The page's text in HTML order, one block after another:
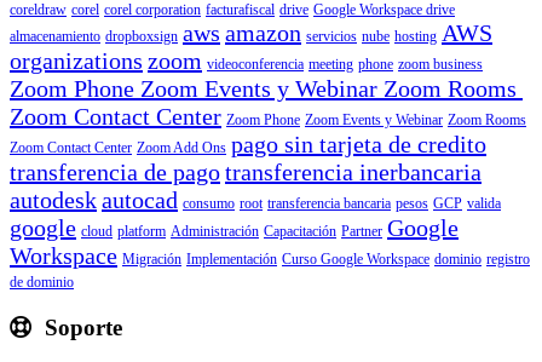
coreldraw corel corel corporation facturafiscal drive Google Workspace drive
almacenamiento dropboxsign aws amazon servicios nube hosting AWS
organizations zoom videoconferencia meeting phone zoom business
Zoom Phone Zoom Events y Webinar Zoom Rooms
Zoom Contact Center Zoom Phone Zoom Events y Webinar Zoom Rooms
Zoom Contact Center Zoom Add Ons pago sin tarjeta de credito
transferencia de pagotransferencia inerbancaria
autodeskautocad consumo root transferencia bancaria pesos GCP valida
google cloud platform Administración Capacitación Partner Google
Workspace Migración Implementación Curso Google Workspace dominio registro
de dominio
Soporte